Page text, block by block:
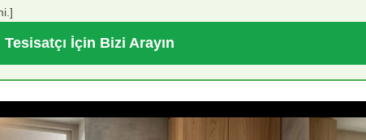
İçin Bizi Arayın